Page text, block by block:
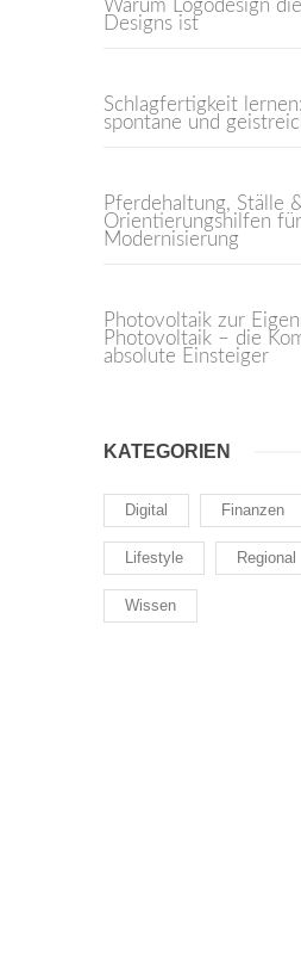
Warum Logodesign
Designs ist
Schlagfertigkeit
spontane und
Pferdehaltung, Ställe
Orientierungshilfen
Modernisierung
Photovoltaik zur
Photovoltaik – die
absolute Einsteiger
KATEGORIEN
Digital Finanzen
Lifestyle Regional
Wissen